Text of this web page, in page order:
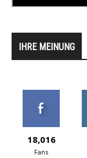
IHRE MEINUNG
18,016
Fans